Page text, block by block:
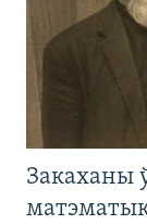
Закаханы
матэматык